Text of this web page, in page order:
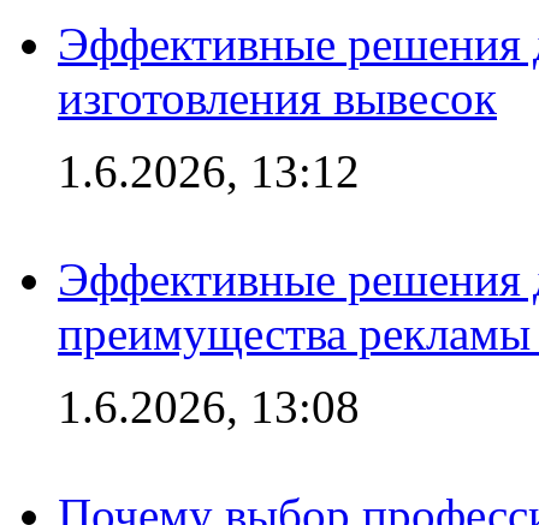
Эффективные решения
изготовления вывесок
1.6.2026, 13:12
Эффективные решения
преимущества рекламы
1.6.2026, 13:08
Почему выбор